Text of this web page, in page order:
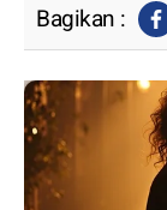
Bagikan :